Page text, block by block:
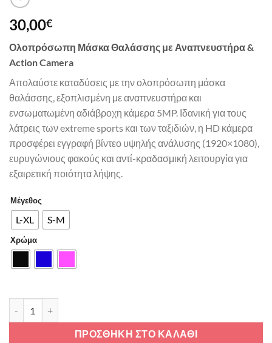
30,00€
Ολοπρόσωπη Μάσκα Θαλάσσης με Αναπνευστήρα &
Action Camera
Απολαύστε καταδύσεις με την ολοπρόσωπη μάσκα
θαλάσσης, εξοπλισμένη με αναπνευστήρα και
ενσωματωμένη αδιάβροχη κάμερα 5MP. Ιδανική για τους
λάτρεις των extreme sports και των ταξιδιών, η HD κάμερα
προσφέρει εγγραφή βίντεο υψηλής ανάλυσης (1920×1080),
ευρυγώνιους φακούς και αντί-κραδασμική λειτουργία για
εξαιρετική ποιότητα λήψης.
Μέγεθος
L-XL S-M
Χρώμα
ΠΡΟΣΘΉΚΗ ΣΤΟ ΚΑΛΆΘΙ